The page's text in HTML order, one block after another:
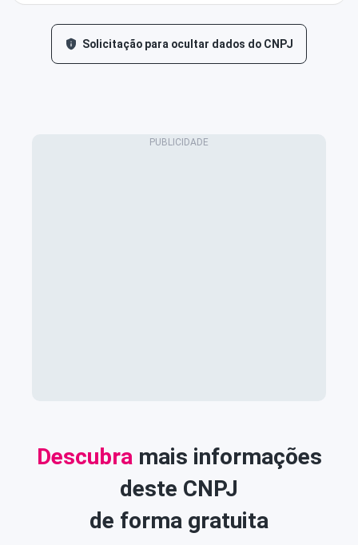
Solicitação para ocultar dados do CNPJ
Descubra mais informações
deste CNPJ
de forma gratuita